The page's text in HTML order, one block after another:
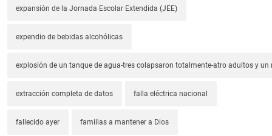
expansión de la Jornada Escolar Extendida (JEE)
expendio de bebidas alcohólicas
explosión de un tanque de agua-tres colapsaron totalmente-atro adultos y un
extracción completa de datos falla eléctrica nacional
fallecido ayer familias a mantener a Dios